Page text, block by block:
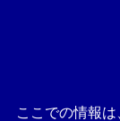
ここでの情報